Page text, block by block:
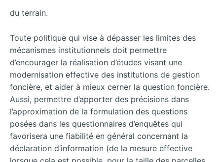
du terrain.
Toute politique qui vise à dépasser les limites des
mécanismes institutionnels doit permettre
d’encourager la réalisation d’études visant une
modernisation effective des institutions de gestion
foncière, et aider à mieux cerner la question foncière.
Aussi, permettre d’apporter des précisions dans
l’approximation de la formulation des questions
posées dans les questionnaires d’enquêtes qui
favorisera une fiabilité en général concernant la
déclaration d’information (de la mesure effective